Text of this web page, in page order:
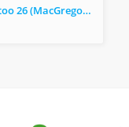
Jedrilica Tattoo 26 (MacGregor 26M)